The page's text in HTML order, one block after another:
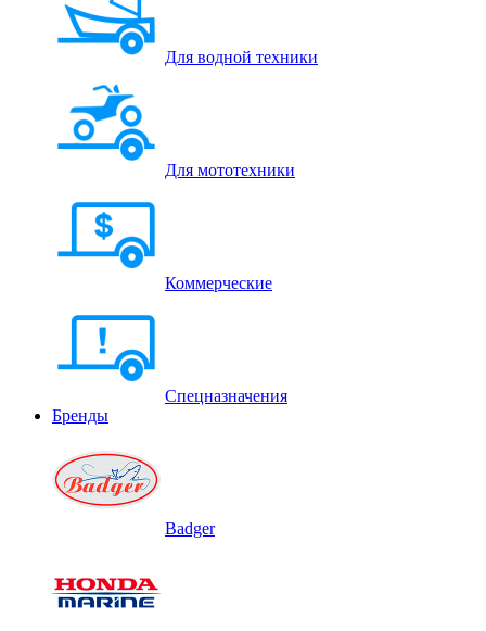
Для водной техники
Для мототехники
Коммерческие
Спецназначения
Бренды
Badger